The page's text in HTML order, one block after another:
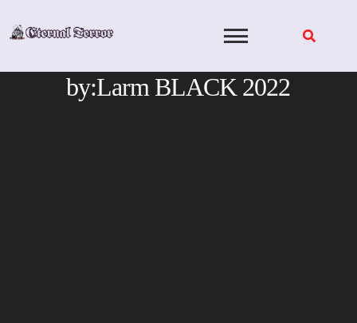
by:Larm BLACK 2022